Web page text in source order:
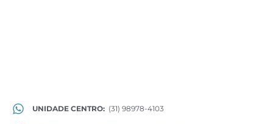
UNIDADE CENTRO: (31) 98978-4103